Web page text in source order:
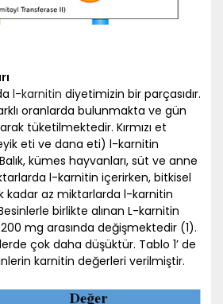
l-karnitin diyetimizin bir parçasıdır.
oranlarda bulunmakta ve gün
tüketilmektedir. Kırmızı et
eti ve dana eti) l-karnitin
kümes hayvanları, süt ve anne
l-karnitin içerirken, bitkisel
kadar az miktarlarda l-karnitin
birlikte alınan L-karnitin
mg arasında değişmektedir (1).
çok daha düşüktür. Tablo 1’ de
karnitin değerleri verilmiştir.